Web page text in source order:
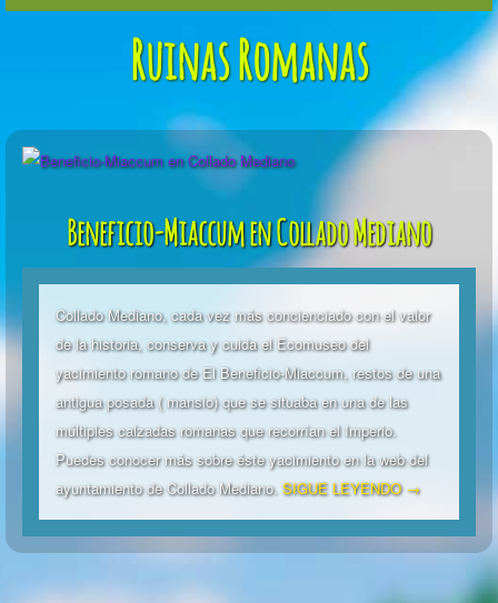
Ruinas Romanas
Beneficio-Miaccum en Collado Mediano
Collado Mediano, cada vez más concienciado con el valor
de la historia, conserva y cuida el Ecomuseo del
yacimiento romano de El Beneficio-Miaccum, restos de una
antigua posada ( mansio) que se situaba en una de las
múltiples calzadas romanas que recorrían el Imperio.
Puedes conocer más sobre éste yacimiento en la web del
ayuntamiento de Collado Mediano. SIGUE LEYENDO →